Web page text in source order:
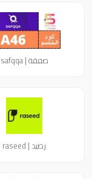
صفقة | safqqa
رصيد | raseed